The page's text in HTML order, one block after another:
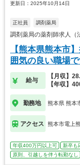
更新日：2025年10月14日
正社員 調剤薬局
調剤薬局の薬剤師求人
【熊本県熊本市
囲気の良い職場で
給与
【月収】
【年収】
勤務地 熊本県 熊本
アクセス 熊本市電上
年収400万円以上可 新卒も
原則、引越しを伴う転勤なし